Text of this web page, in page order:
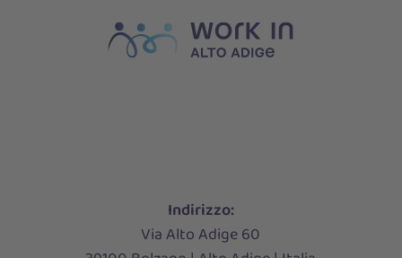
Indirizzo:
Via Alto Adige 60